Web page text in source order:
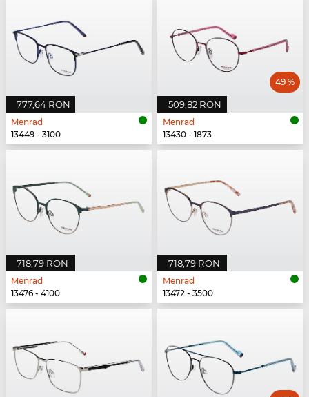
777,64 RON
Menrad
13449 - 3100
509,82 RON
49 %
Menrad
13430 - 1873
718,79 RON
Menrad
13476 - 4100
718,79 RON
Menrad
13472 - 3500